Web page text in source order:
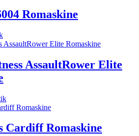
Romaskine
AssaultRower Elite
Cardiff Romaskine